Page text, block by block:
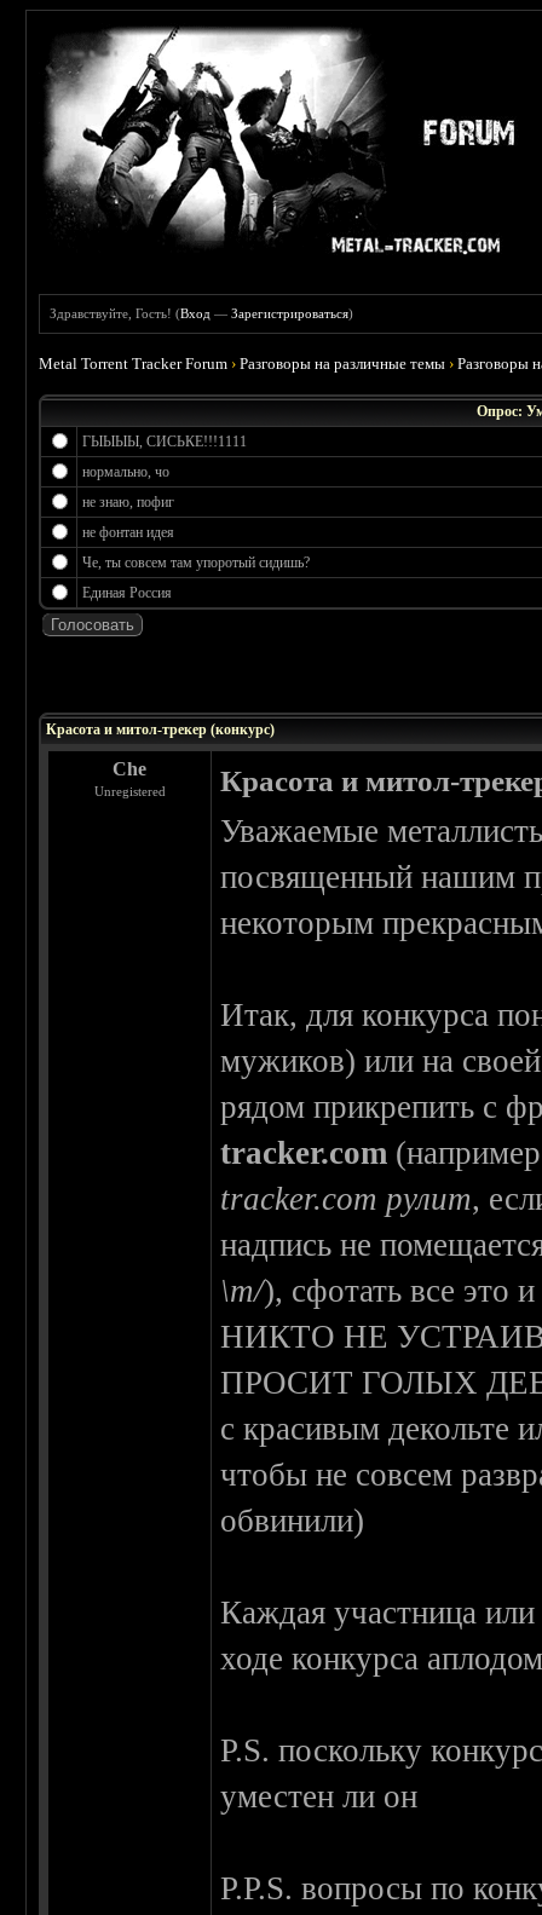
Здравствуйте, Гость! (Вход —Зарегистрироваться)
Metal Torrent Tracker Forum ›Разговоры на различные темы ›Разговоры
Опрос:
ГЫЫЫЫ, СИСЬКЕ!!!1111
нормально, чо
не знаю, пофиг
не фонтан идея
Че, ты совсем там упоротый сидишь?
Единая Россия
Красота и митол-трекер (конкурс)
Che
Unregistered Красота и митол-
Уважаемые
посвященный нашим
некоторым
Итак, для конкурса
мужиков) или на
рядом прикрепить с
tracker.com (например
tracker.com рулит,
надпись не
\m/), сфотать все
НИКТО НЕ
ПРОСИТ ГОЛЫХ
с красивым декольте
чтобы не совсем
обвинили)
Каждая участница
ходе конкурса
P.S. поскольку
уместен ли он
P.P.S. вопросы по